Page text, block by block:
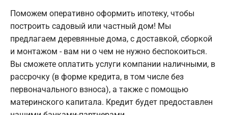
Поможем оперативно оформить ипотеку, чтобы
построить садовый или частный дом! Мы
предлагаем деревянные дома, с доставкой, сборкой
и монтажом - вам ни о чем не нужно беспокоиться.
Вы сможете оплатить услуги компании наличными, в
рассрочку (в форме кредита, в том числе без
первоначального взноса), а также с помощью
материнского капитала. Кредит будет предоставлен